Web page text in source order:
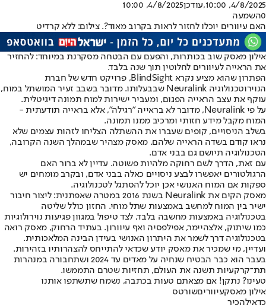
4/8/2025, 10:00
,עודכן4/8/2025, 10:00
0השמעה
האם עיוורים יוכלו לחזור לראות בקרוב מאוד?. צילום: ללא קרדיט
אילון מאסק שוב בכותרות, והפעם עם הבטחה מסקרנת במיוחד: להחזיר
את הראייה לעיוורים לחלוטין תוך שנה בלבד.
הפתרון שהוא מציע נקרא BlindSight, פרויקט חדש של חברת
הנוירוטכנולוגיה Neuralink שבבעלותו. מדובר בשבב זעיר המושתל במוח,
עוקף את עצב הראייה הפגום, ומעביר ישירות למוח תמונה דיגיטלית.
על פי Neuralink, מדובר לא בראייה "רגילה", אלא בראייה תודעתית -
המוח מקבל מידע חזותי ומרכיב ממנו תמונה.
בשלב הניסויים, קופים שעברו את ההשתלה הצליחו לזהות עצמים שלא
נראו קודם בשדה הראייה שלהם. מאסק מצהיר שבמהלך השנה הקרובה,
הטכנולוגיה תיושם גם בבני אדם.
עם זאת, הדרך לשם רחוקה מלהיות פשוטה. עדיין לא ברור האם
הרגולטורים יאפשרו לבצע ניסויים כאלה בבני אדם, ובקרב מומחים יש
ספקות אם המוח האנושי אכן יוכל להסתגל לטכנולוגיה.
מאסק הקים את Neuralink בשנת 2016 במטרה שאפתנית: ליצור חיבור
ישיר בין המוח למחשב באמצעות שתל מוחי. החזון כולל שליטה
בטכנולוגיה באמצעות מחשבה בלבד, לצד טיפול במגוון פגיעות נוירולוגיות
כמו שיתוק, אלצהיימר, אפילפסיה ואף עיוורון. בעתיד הרחוק, מאסק רואה
בטכנולוגיה דרך לשמר את היתרון האנושי בעידן הבינה המלאכותית.
ועדיין, מי שמכיר את מאסק יודע שכדאי להתייחס להצהרותיו בזהירות.
בעבר הוא כבר הבטיח שנחיה על מאדים עד 2024 ושתחבורה במנהרות
תת־קרקעיות תשנה את העולם, תחזיות שטרם התממשו.
טעינו? נתקן! אם מצאתם טעות בכתבה, נשמח שתשתפו אותנו
אילון מאסקעיווריםשורטס
כדאילהכיר